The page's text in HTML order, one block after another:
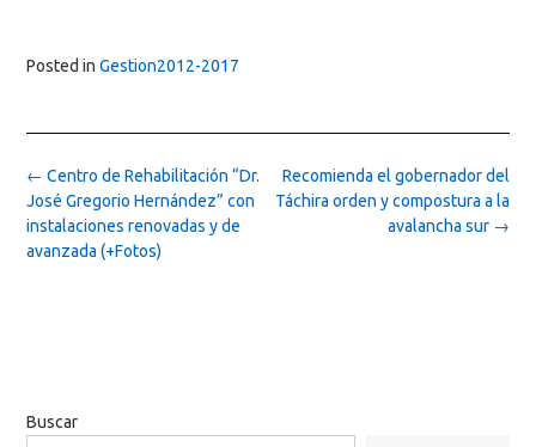
Posted in Gestion2012-2017
Post
navigation
Recomienda el gobernador del
Táchira orden y compostura a la
avalancha sur →
← Centro de Rehabilitación “Dr.
José Gregorio Hernández” con
instalaciones renovadas y de
avanzada (+Fotos)
Buscar